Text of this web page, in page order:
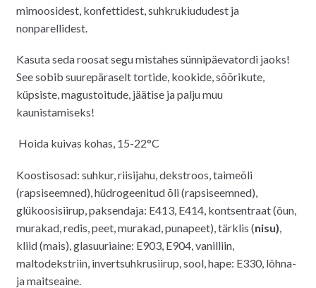
mimoosidest, konfettidest, suhkrukiududest ja
nonparellidest.
Kasuta seda roosat segu mistahes sünnipäevatordi jaoks!
See sobib suurepäraselt tortide, kookide, sõõrikute,
küpsiste, magustoitude, jäätise ja palju muu
kaunistamiseks!
Hoida kuivas kohas, 15-22°C
Koostisosad: suhkur, riisijahu, dekstroos, taimeõli
(rapsiseemned), hüdrogeenitud õli (rapsiseemned),
glükoosisiirup, paksendaja: E413, E414, kontsentraat (õun,
murakad, redis, peet, murakad, punapeet), tärklis (nisu)
kliid (mais), glasuuriaine: E903, E904, vanilliin,
maltodekstriin, invertsuhkrusiirup, sool, hape: E330, lõhna-
ja maitseaine.